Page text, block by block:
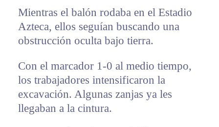
Mientras el balón rodaba en el Estadio
Azteca, ellos seguían buscando una
obstrucción oculta bajo tierra.
Con el marcador 1-0 al medio tiempo,
los trabajadores intensificaron la
excavación. Algunas zanjas ya les
llegaban a la cintura.